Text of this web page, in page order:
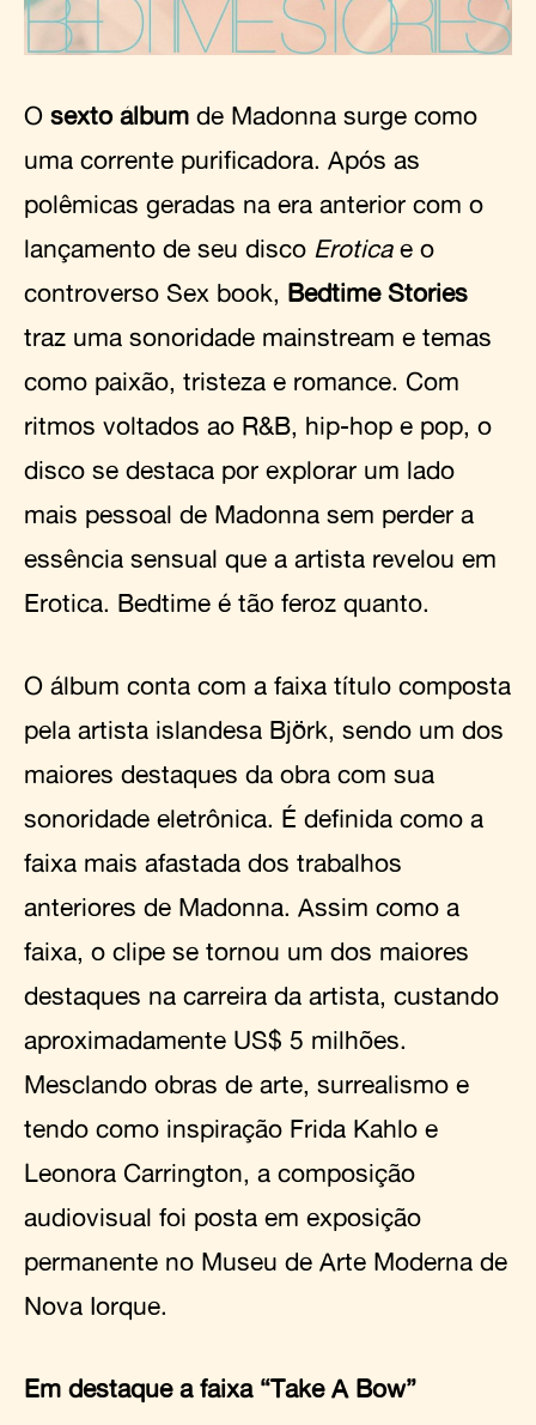
O sexto álbum de Madonna surge como
uma corrente purificadora. Após as
polêmicas geradas na era anterior com o
lançamento de seu disco Eroticae o
controverso Sex book, Bedtime Stories
traz uma sonoridade mainstream e temas
como paixão, tristeza e romance. Com
ritmos voltados ao R&B, hip-hop e pop, o
disco se destaca por explorar um lado
mais pessoal de Madonna sem perder a
essência sensual que a artista revelou em
Erotica. Bedtime é tão feroz quanto.
O álbum conta com a faixa título composta
pela artista islandesa Björk, sendo um dos
maiores destaques da obra com sua
sonoridade eletrônica. É definida como a
faixa mais afastada dos trabalhos
anteriores de Madonna. Assim como a
faixa, o clipe se tornou um dos maiores
destaques na carreira da artista, custando
aproximadamente US$ 5 milhões.
Mesclando obras de arte, surrealismo e
tendo como inspiração Frida Kahlo e
Leonora Carrington, a composição
audiovisual foi posta em exposição
permanente no Museu de Arte Moderna de
Nova Iorque.
Em destaque a faixa “Take A Bow”